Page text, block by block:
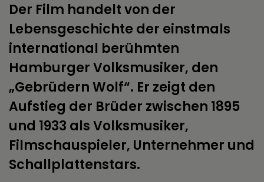
Der Film handelt von der
Lebensgeschichte der einstmals
international berühmten
Hamburger Volksmusiker, den
„Gebrüdern Wolf“. Er zeigt den
Aufstieg der Brüder zwischen 1895
und 1933 als Volksmusiker,
Filmschauspieler, Unternehmer und
Schallplattenstars.